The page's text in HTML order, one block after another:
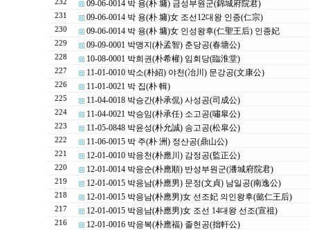
232 09-06-0014 박 용(朴 墉) 금성부원군(錦城府院君)
231 09-06-0014 박 용(朴 墉)女 조선12대왕 인종(仁宗)
230 09-06-0014 박 용(朴 墉)女 인성왕후(仁聖王后) 인종妃
229 09-09-0001 박맹지(朴孟智) 춘당공(春塘公)
228 10-08-0001 박희권(朴希權) 임회당(臨淮堂)
227 11-01-0010 박소(朴紹) 야천(冶川) 문강공(文康公)
226 11-01-0021 박 집(朴 輯)
225 11-04-0018 박승간(朴承侃) 사성공(司成公)
224 11-04-0021 박승임(朴承任) 소고공(嘯皐公)
223 11-05-0848 박윤성(朴允誠) 송고공(松皐公)
222 11-06-0015 박 주(朴 洲) 정산공(鼎山公)
221 12-01-0010 박응천(朴應川) 감정공(監正公)
220 12-01-0014 박응순(朴應順) 반성부원군(潘城府院君)
219 12-01-0015 박응남(朴應男) 문정(文貞) 남일공(南逸公)
218 12-01-0015 박응남(朴應男)女 선조妃 의인왕후(懿仁王后)
217 12-01-0015 박응남(朴應男)女 조선 14대왕 선조(宣祖)
216 12-01-0016 박응복(朴應福) 졸헌공(拙軒公)